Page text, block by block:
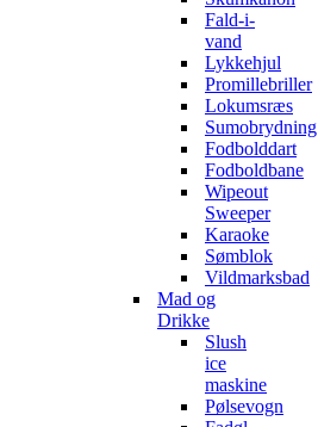
Fald-i-
vand
Lykkehjul
Promillebriller
Lokumsræs
Sumobrydning
Fodbolddart
Fodboldbane
Wipeout
Sweeper
Karaoke
Sømblok
Vildmarksbad
Mad og
Drikke
Slush
ice
maskine
Pølsevogn